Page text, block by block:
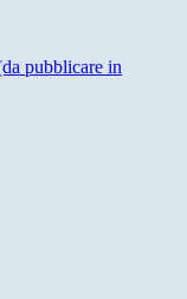
pubblicare in